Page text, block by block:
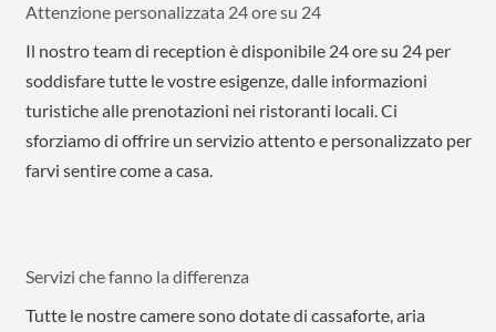
Attenzione personalizzata 24 ore su 24
Il nostro team di reception è disponibile 24 ore su 24 per
soddisfare tutte le vostre esigenze, dalle informazioni
turistiche alle prenotazioni nei ristoranti locali. Ci
sforziamo di offrire un servizio attento e personalizzato per
farvi sentire come a casa.
Servizi che fanno la differenza
Tutte le nostre camere sono dotate di cassaforte, aria